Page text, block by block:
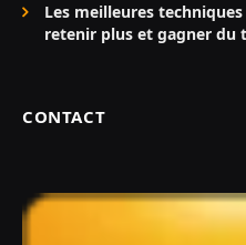
Les meilleures
retenir plus et gagner du
CONTACT